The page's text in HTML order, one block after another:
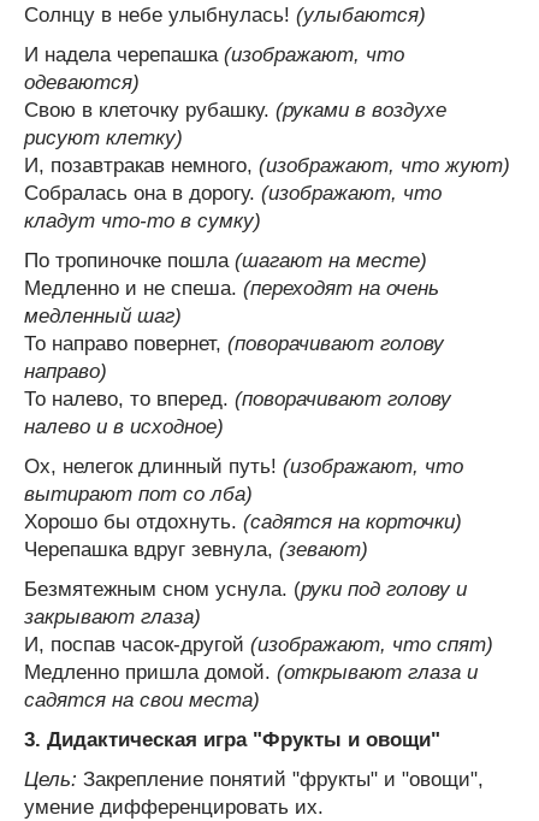
Солнцу в небе улыбнулась! (улыбаются)
И надела черепашка (изображают, что
одеваются)
Свою в клеточку рубашку. (руками в воздухе
рисуют клетку)
И, позавтракав немного, (изображают, что жуют)
Собралась она в дорогу. (изображают, что
кладут что-то в сумку)
По тропиночке пошла (шагают на месте)
Медленно и не спеша. (переходят на очень
медленный шаг)
То направо повернет, (поворачивают голову
направо)
То налево, то вперед. (поворачивают голову
налево и в исходное)
Ох, нелегок длинный путь! (изображают, что
вытирают пот со лба)
Хорошо бы отдохнуть. (садятся на корточки)
Черепашка вдруг зевнула, (зевают)
Безмятежным сном уснула. (руки под голову и
закрывают глаза)
И, поспав часок-другой (изображают, что спят)
Медленно пришла домой. (открывают глаза и
садятся на свои места)
3. Дидактическая игра "Фрукты и овощи"
Цель: Закрепление понятий "фрукты" и "овощи",
умение дифференцировать их.